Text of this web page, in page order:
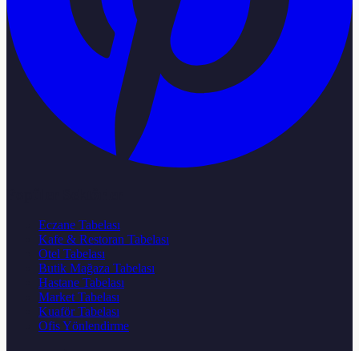
Eczane Tabelası
Kafe & Restoran Tabelası
Otel Tabelası
Butik Mağaza Tabelası
Hastane Tabelası
Market Tabelası
Kuaför Tabelası
Ofis Yönlendirme